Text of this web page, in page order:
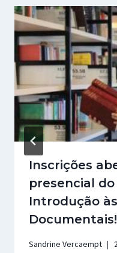
Inscrições
presencial
Introdução
Documentais!
Sandrine Vercaempt